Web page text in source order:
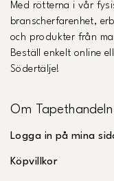
Med rötterna i vår
branscherfarenhet,
och produkter från
Beställ enkelt online
Södertälje!
Om Tapethandeln
Logga in på mina
Köpvillkor